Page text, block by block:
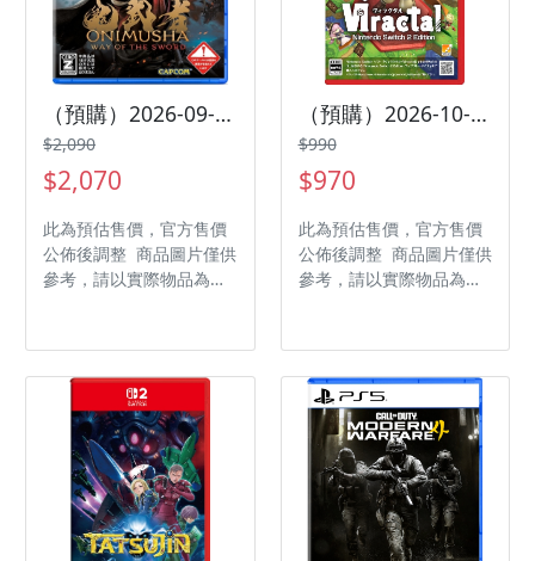
（預購）2026-09-25 PS5 鬼武者 Way of the Sword 中文版
$2,090
$2,070
此為預估售價，官方售價
公佈後調整 商品圖片僅供
參考，請以實際物品為主
台：PlayStation 5 遊戲
類型：動作 遊玩人數：
1 人 作品分級：限制級
製作廠商：CAPCOM 發
行廠商：CAPCOM
（預購）2026-10-01 NS2 維拉克塔爾 Viractal 日版中文版
$990
$970
此為預估售價，官方售價
公佈後調整 商品圖片僅供
參考，請以實際物品為主
台：Nintendo Switch 2
遊戲類型：策略模擬 遊玩
人數： 1 人 作品分級：
輔 12 級 製作廠商：
Sting 發行廠商：Sting
代理廠商：傑士登